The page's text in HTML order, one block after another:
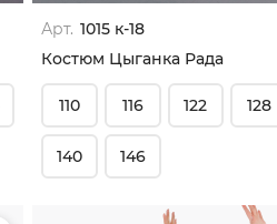
Арт. 1015 к-18
Костюм Цыганка Рада
110 116 122 128
140 146